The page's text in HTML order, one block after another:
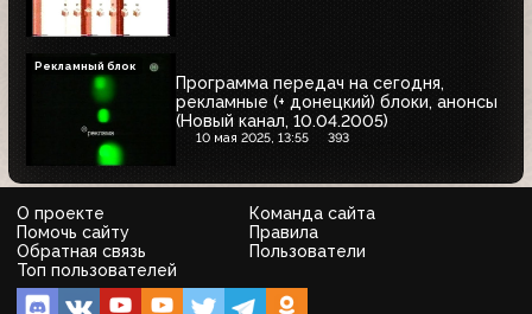
Программа передач на сегодня,
рекламные (+ донецкий) блоки, анонсы
(Новый канал, 10.04.2005)
10 мая 2025, 13:55 393
Рекламный блок
О проекте
Команда сайта
Помочь сайту
Правила
Обратная связь
Пользователи
Топ пользователей